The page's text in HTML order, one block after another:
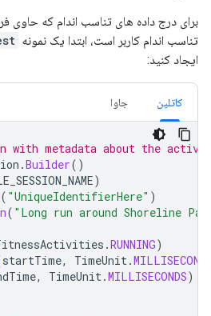
برای درج داده های تناسب اندام که حاوی
تناسب اندام کاربر است، ابتدا یک نمونه
ایجاد کنید:
کاتلین جاوا
with metadata about the
.Builder()
)
( "UniqueIdentifierHere" )
( "Long run around Shoreline
.RUNNING)
startTime, TimeUnit.
, TimeUnit.MILLISECONDS)